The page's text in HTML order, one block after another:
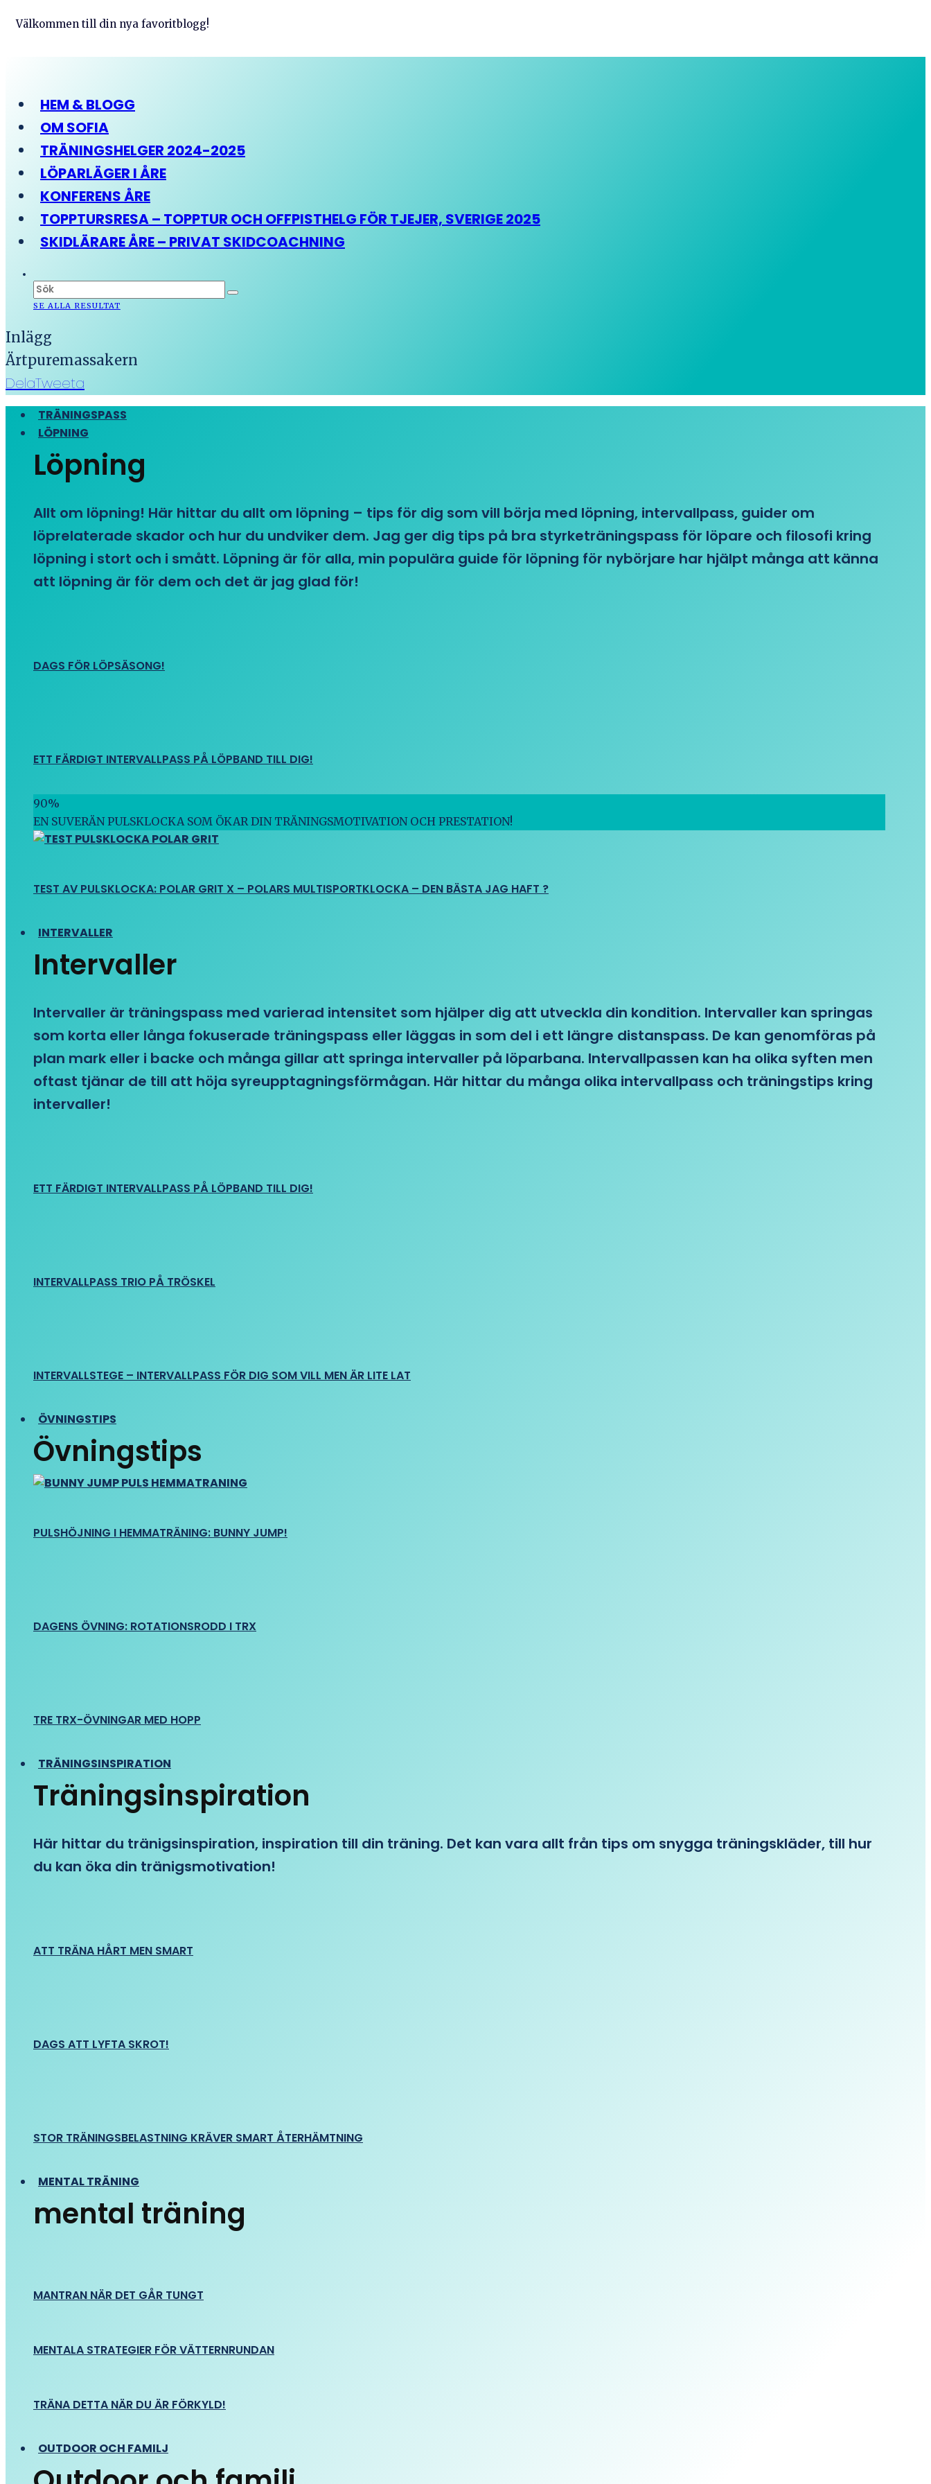
Välkommen till din nya favoritblogg!
HEM & BLOGG
OM SOFIA
TRÄNINGSHELGER 2024-2025
LÖPARLÄGER I ÅRE
KONFERENS ÅRE
TOPPTURSRESA – TOPPTUR OCH OFFPISTHELG FÖR TJEJER, SVERIGE 2025
SKIDLÄRARE ÅRE – PRIVAT SKIDCOACHNING
SE ALLA RESULTAT
Inlägg
Ärtpuremassakern
DelaTweeta
TRÄNINGSPASS
LÖPNING
Löpning
Allt om löpning! Här hittar du allt om löpning – tips för dig som vill börja med löpning, intervallpass, guider om
löprelaterade skador och hur du undviker dem. Jag ger dig tips på bra styrketräningspass för löpare och filosofi kring
löpning i stort och i smått. Löpning är för alla, min populära guide för löpning för nybörjare har hjälpt många att känna
att löpning är för dem och det är jag glad för!
DAGS FÖR LÖPSÄSONG!
ETT FÄRDIGT INTERVALLPASS PÅ LÖPBAND TILL DIG!
90%
EN SUVERÄN PULSKLOCKA SOM ÖKAR DIN TRÄNINGSMOTIVATION OCH PRESTATION!
TEST AV PULSKLOCKA: POLAR GRIT X – POLARS MULTISPORTKLOCKA – DEN BÄSTA JAG HAFT ?
INTERVALLER
Intervaller
Intervaller är träningspass med varierad intensitet som hjälper dig att utveckla din kondition. Intervaller kan springas
som korta eller långa fokuserade träningspass eller läggas in som del i ett längre distanspass. De kan genomföras på
plan mark eller i backe och många gillar att springa intervaller på löparbana. Intervallpassen kan ha olika syften men
oftast tjänar de till att höja syreupptagningsförmågan. Här hittar du många olika intervallpass och träningstips kring
intervaller!
ETT FÄRDIGT INTERVALLPASS PÅ LÖPBAND TILL DIG!
INTERVALLPASS TRIO PÅ TRÖSKEL
INTERVALLSTEGE – INTERVALLPASS FÖR DIG SOM VILL MEN ÄR LITE LAT
ÖVNINGSTIPS
Övningstips
PULSHÖJNING I HEMMATRÄNING: BUNNY JUMP!
DAGENS ÖVNING: ROTATIONSRODD I TRX
TRE TRX-ÖVNINGAR MED HOPP
TRÄNINGSINSPIRATION
Träningsinspiration
Här hittar du tränigsinspiration, inspiration till din träning. Det kan vara allt från tips om snygga träningskläder, till hur
du kan öka din tränigsmotivation!
ATT TRÄNA HÅRT MEN SMART
DAGS ATT LYFTA SKROT!
STOR TRÄNINGSBELASTNING KRÄVER SMART ÅTERHÄMTNING
MENTAL TRÄNING
mental träning
MANTRAN NÄR DET GÅR TUNGT
MENTALA STRATEGIER FÖR VÄTTERNRUNDAN
TRÄNA DETTA NÄR DU ÄR FÖRKYLD!
OUTDOOR OCH FAMILJ